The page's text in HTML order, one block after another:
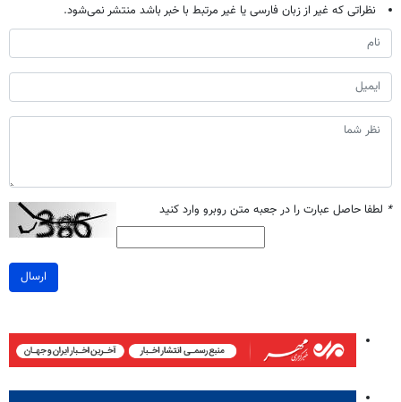
نظراتی که غیر از زبان فارسی یا غیر مرتبط با خبر باشد منتشر نمی‌شود.
* لطفا حاصل عبارت را در جعبه متن روبرو وارد کنید
ارسال